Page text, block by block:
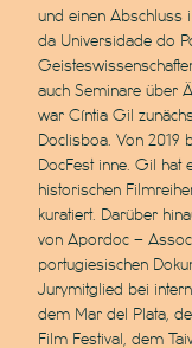
und einen Abschluss
da Universidade do
auch Seminare über
war Cíntia Gil
Doclisboa. Von 2019
DocFest inne. Gil hat
historischen
kuratiert. Darüber
von Apordoc –
portugiesischen
Jurymitglied bei
dem Mar del Plata,
Film Festival, dem